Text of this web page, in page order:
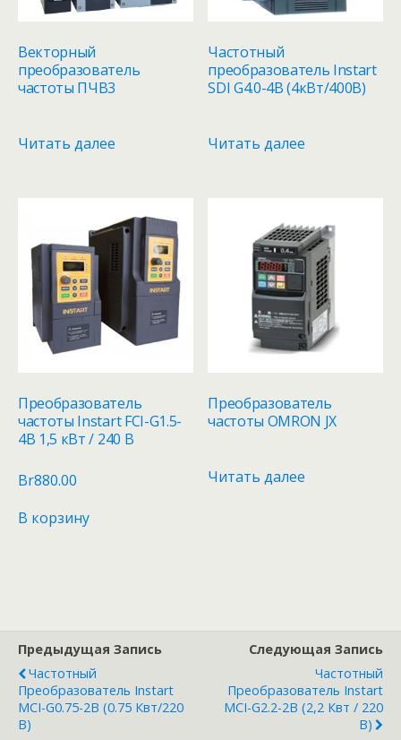
Векторный
преобразователь
частоты ПЧВ3
Читать далее
Частотный
преобразователь Instart
SDI G4.0-4B (4кВт/400В)
Читать далее
Преобразователь
частоты Instart FCI-G1.5-
4B 1,5 кВт / 240 В
Br880.00
В корзину
Преобразователь
частоты OMRON JX
Читать далее
Предыдущая Запись
Частотный
Преобразователь Instart
MCI-G0.75-2B (0.75 Квт/220
В)
Следующая Запись
Частотный
Преобразователь Instart
MCI-G2.2-2B (2,2 Квт / 220
В)